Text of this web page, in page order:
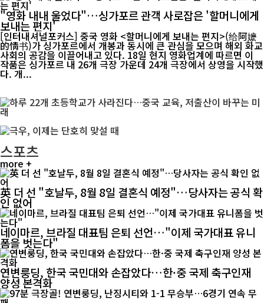
"영화 내내 울었다"…싱가포르 관객 사로잡은 '할머니에게
보내는 편지'
[인터내셔널포커스] 중국 영화 <할머니에게 보내는 편지>(给阿嬷
的情书)가 싱가포르에서 개봉과 동시에 큰 관심을 모으며 해외 화교
사회의 공감을 이끌어내고 있다. 18일 현지 영화업계에 따르면 이
작품은 싱가포르 내 26개 극장 가운데 24개 극장에서 상영을 시작했
다. 개...
스포츠
more +
英 더 선 "호날두, 8월 8일 결혼식 예정"…당사자는 공식 확
인 없어
네이마르, 브라질 대표팀 은퇴 선언…"이제 국가대표 유니
폼을 벗는다"
연변룽딩, 한국 국민대와 손잡았다…한·중 국제 축구인재
양성 본격화